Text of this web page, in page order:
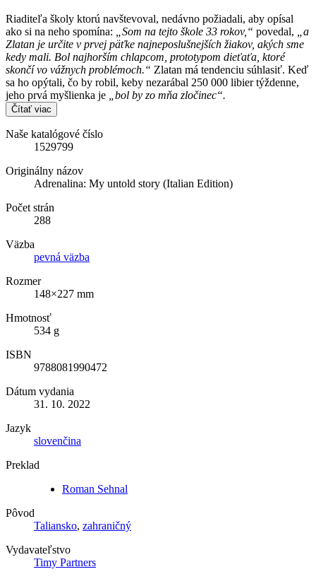
Riaditeľa školy ktorú navštevoval, nedávno požiadali, aby opísal
ako si na neho spomína: „Som na tejto škole 33 rokov,“ povedal, „a
Zlatan je určite v prvej päťke najneposlušnejších žiakov, akých sme
kedy mali. Bol najhorším chlapcom, prototypom dieťaťa, ktoré
skončí vo vážnych problémoch.“ Zlatan má tendenciu súhlasiť. Keď
sa ho opýtali, čo by robil, keby nezarábal 250 000 libier týždenne,
jeho prvá myšlienka je „bol by zo mňa zločinec“.
Čítať viac
Naše katalógové číslo
1529799
Originálny názov
Adrenalina: My untold story (Italian Edition)
Počet strán
288
Väzba
pevná väzba
Rozmer
148×227 mm
Hmotnosť
534 g
ISBN
9788081990472
Dátum vydania
31. 10. 2022
Jazyk
slovenčina
Preklad
Roman Sehnal
Pôvod
Taliansko, zahraničný
Vydavateľstvo
Timy Partners